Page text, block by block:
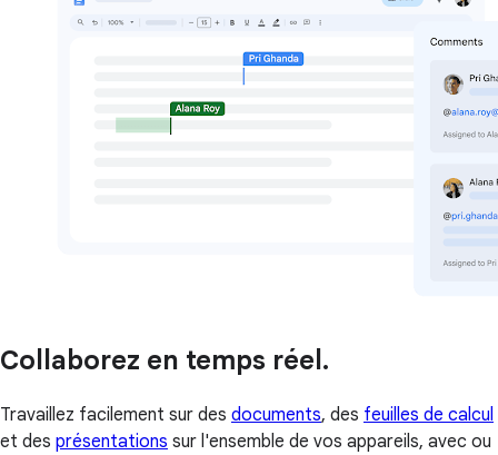
Collaborez en temps réel.
Travaillez facilement sur des documents, des feuilles de calcul
et des présentations sur l'ensemble de vos appareils, avec ou